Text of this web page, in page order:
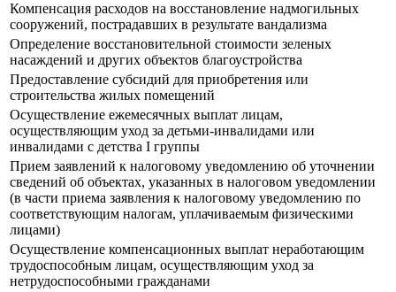
Компенсация расходов на восстановление надмогильных
сооружений, пострадавших в результате вандализма
Определение восстановительной стоимости зеленых
насаждений и других объектов благоустройства
Предоставление субсидий для приобретения или
строительства жилых помещений
Осуществление ежемесячных выплат лицам,
осуществляющим уход за детьми-инвалидами или
инвалидами с детства I группы
Прием заявлений к налоговому уведомлению об уточнении
сведений об объектах, указанных в налоговом уведомлении
(в части приема заявления к налоговому уведомлению по
соответствующим налогам, уплачиваемым физическими
лицами)
Осуществление компенсационных выплат неработающим
трудоспособным лицам, осуществляющим уход за
нетрудоспособными гражданами